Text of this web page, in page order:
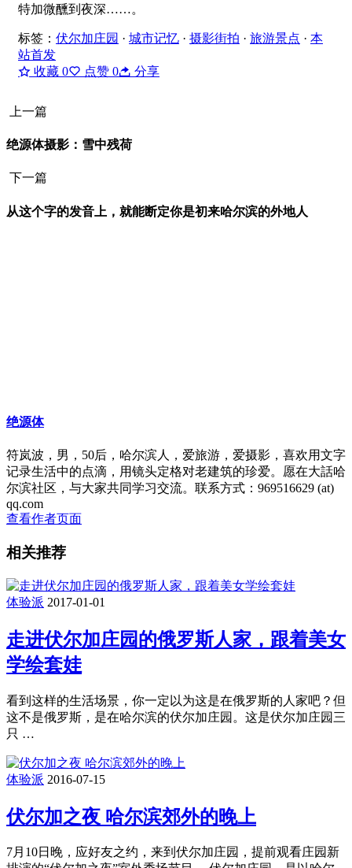
特加微醺到夜深……。
标签： 伏尔加庄园 · 城市记忆 · 摄影街拍 · 旅游景点 · 本
站首发
收藏 0 点赞 0 分享
上一篇
绝源体摄影：雪中残荷
下一篇
从这个字的发音上，就能断定你是初来哈尔滨的外地人
绝源体
符岚波，男，50后，哈尔滨人，爱旅游，爱摄影，喜欢用文字
记录生活中的点滴，用镜头定格对老建筑的珍爱。愿在大話哈
尔滨社区，与大家共同学习交流。联系方式：969516629 (at)
qq.com
查看作者页面
相关推荐
体验派 2017-01-01
走进伏尔加庄园的俄罗斯人家，跟着美女
学绘套娃
看到这样的生活场景，你一定以为这是在俄罗斯的人家吧？但
这不是俄罗斯，是在哈尔滨的伏尔加庄园。这是伏尔加庄园三
只 …
体验派 2016-07-15
伏尔加之夜 哈尔滨郊外的晚上
7月10日晚，应好友之约，来到伏尔加庄园，提前观看庄园新